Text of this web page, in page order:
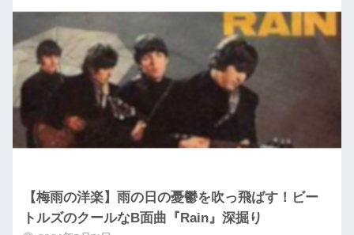
【梅雨の洋楽】雨の日の憂鬱を吹っ飛ばす！ビー
トルズのクールなB面曲『Rain』深掘り